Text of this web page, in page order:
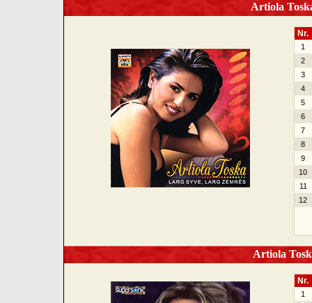
Artiola
Nr.
1
2
3
4
5
6
7
8
9
10
11
12
Artiola
Nr.
1